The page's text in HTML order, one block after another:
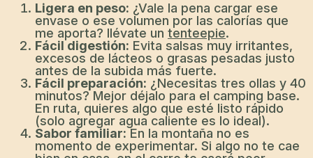
Ligera en peso: ¿Vale la pena cargar ese
envase o ese volumen por las calorías que
me aporta? llévate un tenteepie.
Fácil digestión: Evita salsas muy irritantes,
excesos de lácteos o grasas pesadas justo
antes de la subida más fuerte.
Fácil preparación: ¿Necesitas tres ollas y 40
minutos? Mejor déjalo para el camping base.
En ruta, quieres algo que esté listo rápido
(solo agregar agua caliente es lo ideal).
Sabor familiar: En la montaña no es
momento de experimentar. Si algo no te cae